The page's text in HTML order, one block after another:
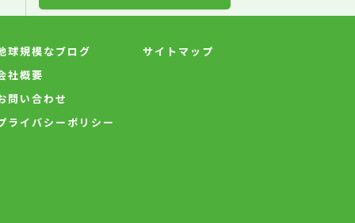
球規模なブログ
社概要
問い合わせ
ライバシーポリシー
サイトマップ